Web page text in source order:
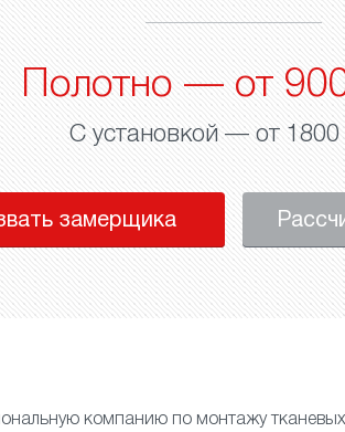
Полотно — от
С установкой — от
замерщика
компанию по монтажу